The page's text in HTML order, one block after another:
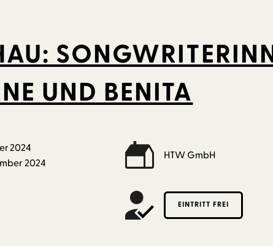
UND BENITA
2024
2024
HTW GmbH
EINTRITT FREI